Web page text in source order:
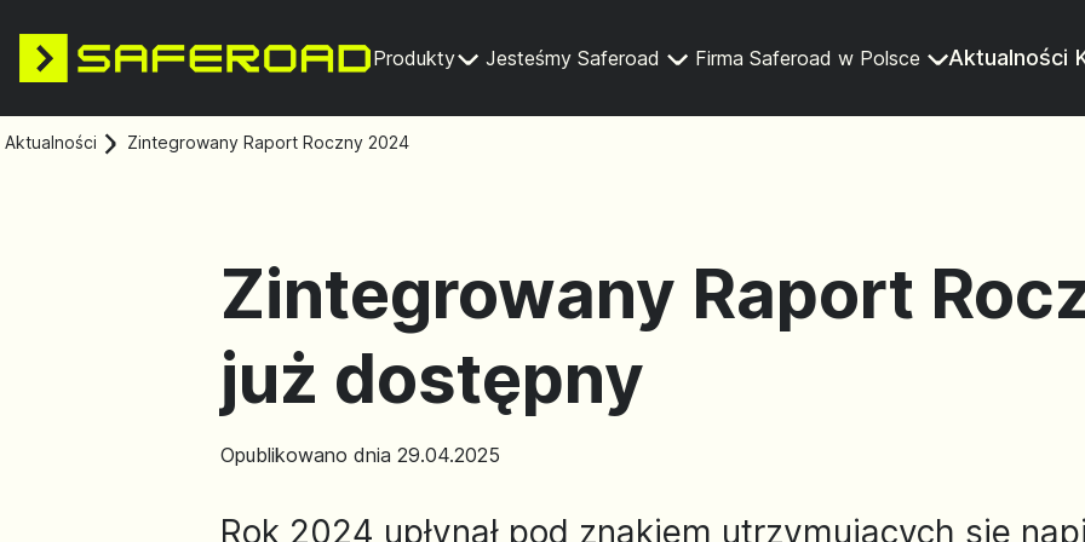
Produkty Jesteśmy Saferoad Firma Saferoad w Polsce Aktualności
Aktualności Zintegrowany Raport Roczny 2024
Zintegrowany Raport
już dostępny
Opublikowano dnia 29.04.2025
Rok 2024 upłynął pod znakiem utrzymujących się